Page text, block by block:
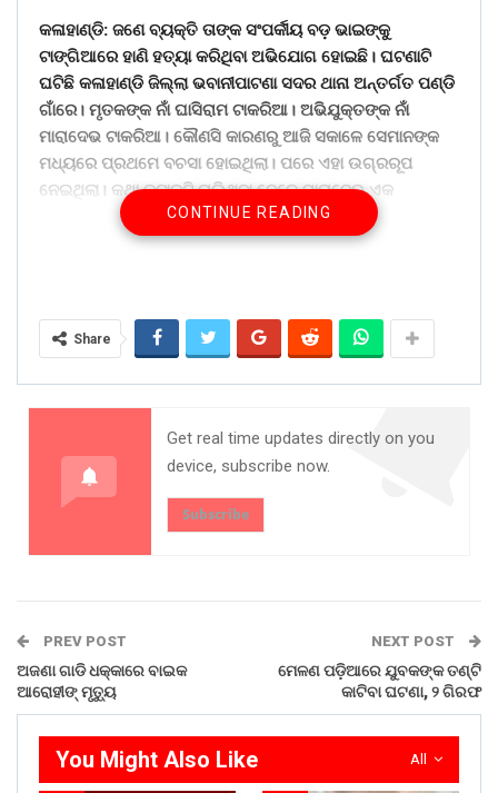
କଳାହାଣ୍ଡି: ଜଣେ ବ୍ୟକ୍ତି ତାଙ୍କ ସଂପର୍କୀୟ ବଡ଼ ଭାଇଙ୍କୁ
ଟାଙ୍ଗିଆରେ ହାଣି ହତ୍ୟା କରିଥିବା ଅଭିଯୋଗ ହୋଇଛି। ଘଟଣାଟି
ଘଟିଛି କଳାହାଣ୍ଡି ଜିଲ୍ଲା ଭବାନୀପାଟଣା ସଦର ଥାନା ଅନ୍ତର୍ଗତ ପଣ୍ଡି
ଗାଁରେ। ମୃତକଙ୍କ ନାଁ ଘାସିରାମ ଟାକରିଆ। ଅଭିଯୁକ୍ତଙ୍କ ନାଁ
ମାରାଦେଭ ଟାକରିଆ। କୌଣସି କାରଣରୁ ଆଜି ସକାଳେ ସେମାନଙ୍କ
ମଧ୍ୟରେ ପ୍ରଥମେ ବଚସା ହୋଇଥିଲା। ପରେ ଏହା ଉଗ୍ରରୂପ
ନେଇଥିଲା। କଥା କଟାକଟି ଚାଲିଥିବା ବେଳେ ମାରାଦେଭ ଏକ
ଟାଙ୍ଗିଆରେ ଘାସିରାମଙ୍କୁ ଆକ୍ରମଣ କରିଥିଲେ। ଘାସିରାମଙ୍କ
ବେକରେ ସେ ଚୋଟ ପକାଇ ଦେବାରୁ ତାଙ୍କର ଘଟଣାସ୍ଥଳରେ ହିଁ
ଟାଙ୍ଗିଆରେ ଆକ୍ରମଣ କରୁଥିବା ବେଳେ ମଞ୍ଜୁଲତା ଅଟକାଇବାକୁ
ଚେଷ୍ଟା କରିଥିଲେ। ଫଳରେ ତାଙ୍କ ଦେହରେ ବି ଟାଙ୍ଗିଆ ବାଜିଥିଲା।
ଘଟଣାସ୍ଥଳରେ ପହଞ୍ଚି ଶବ ଜବତ କରି ବ୍ୟବଚ୍ଛେଦ ପାଇଁ
ପଠାଇଛି। ତା’ ସହିତ ସେଠାରେ ତଦନ୍ତ କରିଛି। ଅଭିଯୁକ୍ତ
ମାରାଦେଭଙ୍କୁ ପୁଲିସ୍ ଅଟକ ରଖି ପଚରାଉଚରା କରୁଛି।
Share on:
WhatsApp
CONTINUE READING
Share
Get real time updates directly on you
device, subscribe now.
Subscribe
PREV POST
ଅଜଣା ଗାଡି ଧକ୍କାରେ ବାଇକ
ଆରୋହୀଙ୍ ମୃତ୍ୟୁ
NEXT POST
ମେଳଣ ପଡ଼ିଆରେ ଯୁବକଙ୍କ ତଣ୍ଟି
କାଟିବା ଘଟଣା, ୨ ଗିରଫ
All
You Might Also Like